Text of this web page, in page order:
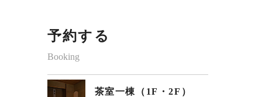
予約する
Booking
茶室一棟（1F・2F）